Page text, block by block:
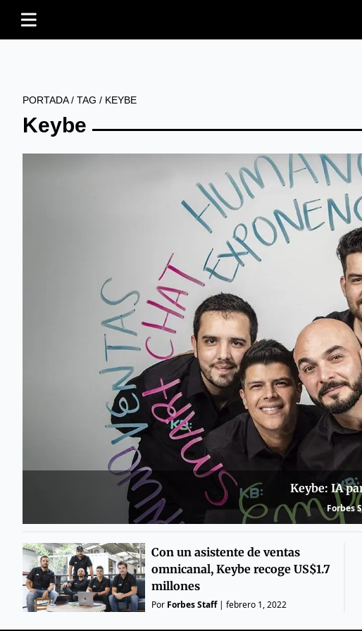
PORTADA/ TAG / KEYBE
Keybe
Keybe: IA
Forbes
Con un asistente de ventas
omnicanal, Keybe recoge US$1.7
millones
Por Forbes Staff| febrero 1, 2022